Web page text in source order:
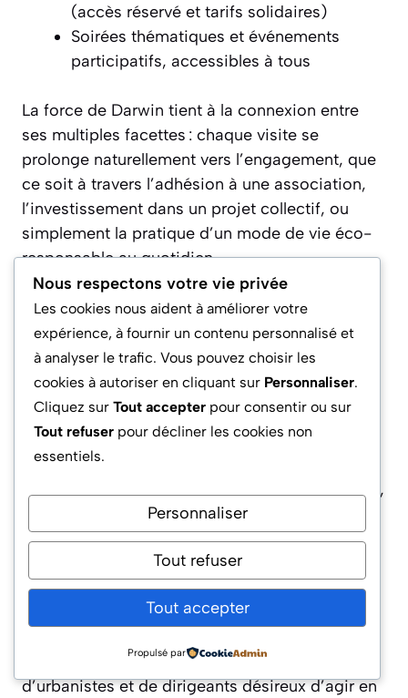
(accès réservé et tarifs solidaires)
Soirées thématiques et événements
participatifs, accessibles à tous
La force de Darwin tient à la connexion entre
ses multiples facettes : chaque visite se
prolonge naturellement vers l’engagement, que
ce soit à travers l’adhésion à une association,
l’investissement dans un projet collectif, ou
simplement la pratique d’un mode de vie éco-
responsable au quotidien.
Darwin Écosystème : Vers un
Modèle Réplicable de Tiers-Lieu
d’Innovation Sociale et Écologique
Ce qui distingue Darwin, et qui n’a pas encore
été pleinement répliqué ailleurs : sa capacité à
générer de vrais modèles d’innovation sociale,
exportables au-delà de Bordeaux. Depuis 2024,
des délégations du Danemark, d’Allemagne et
du Canada étudient le site comme « protocole
vivant » de la ville transitionnelle, convaincues
par la vitalité de son écosystème collaboratif.
locale : il inspire de nouvelles générations
d’urbanistes et de dirigeants désireux d’agir en
Nous respectons votre vie privée
Les cookies nous aident à améliorer votre
expérience, à fournir un contenu personnalisé et
à analyser le trafic. Vous pouvez choisir les
cookies à autoriser en cliquant sur Personnaliser.
Cliquez sur Tout accepter pour consentir ou sur
Tout refuser pour décliner les cookies non
essentiels.
Personnaliser
Tout refuser
Tout accepter
Propulsé par